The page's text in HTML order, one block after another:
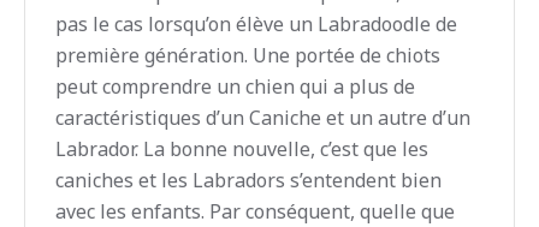
pas le cas lorsqu’on élève un Labradoodle de
première génération. Une portée de chiots
peut comprendre un chien qui a plus de
caractéristiques d’un Caniche et un autre d’un
Labrador. La bonne nouvelle, c’est que les
caniches et les Labradors s’entendent bien
avec les enfants. Par conséquent, quelle que